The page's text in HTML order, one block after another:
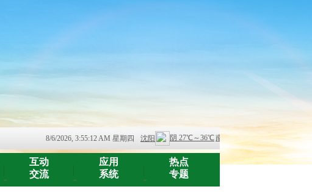
8/6/2026, 3:55:12 AM 星期四
-
互动
交流
-
应用
系统
-
热点
专题